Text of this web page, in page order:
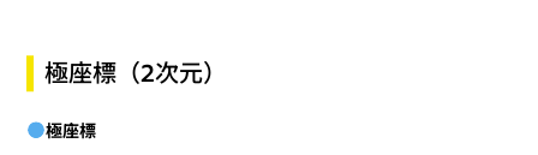
極座標（2次元）
極座標